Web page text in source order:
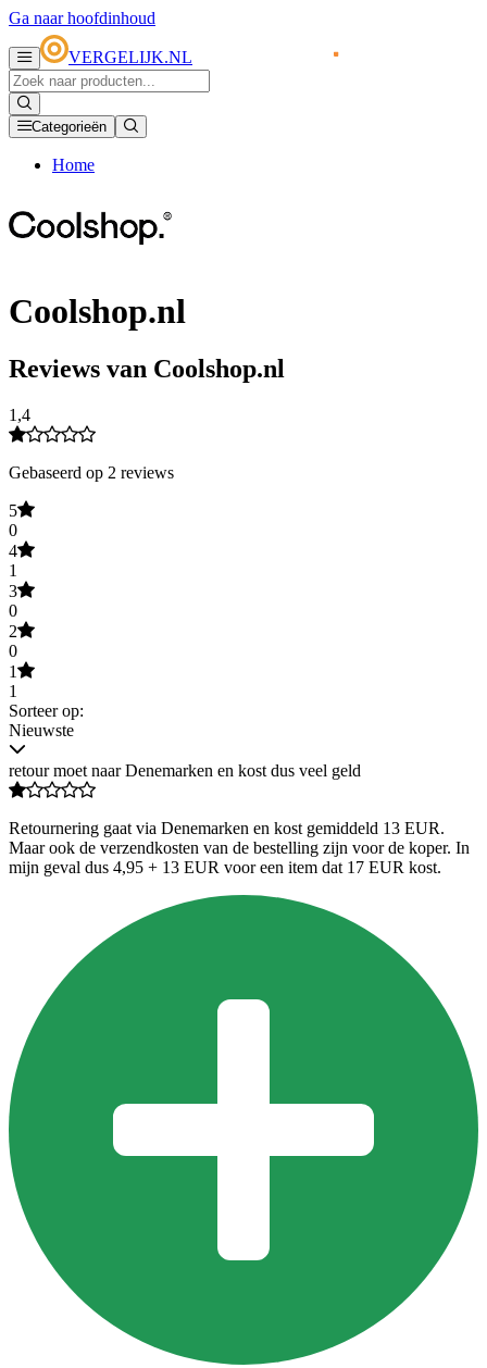
Ga naar hoofdinhoud
VERGELIJK.NL
Categorieën
Home
Coolshop.nl
Reviews van Coolshop.nl
1,4
Gebaseerd op 2 reviews
5
0
4
1
3
0
2
0
1
1
Sorteer op:
Nieuwste
retour moet naar Denemarken en kost dus veel geld
Retournering gaat via Denemarken en kost gemiddeld 13 EUR.
Maar ook de verzendkosten van de bestelling zijn voor de koper. In
mijn geval dus 4,95 + 13 EUR voor een item dat 17 EUR kost.